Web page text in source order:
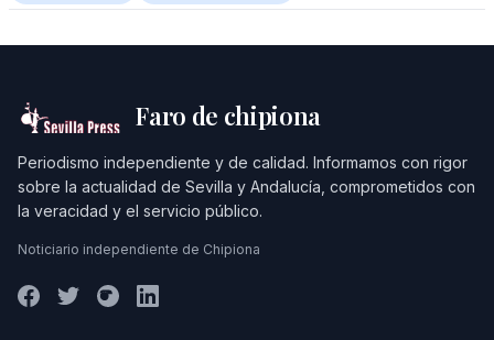
Faro de chipiona
Periodismo independiente y de calidad. Informamos con rigor
sobre la actualidad de Sevilla y Andalucía, comprometidos con
la veracidad y el servicio público.
Noticiario independiente de Chipiona